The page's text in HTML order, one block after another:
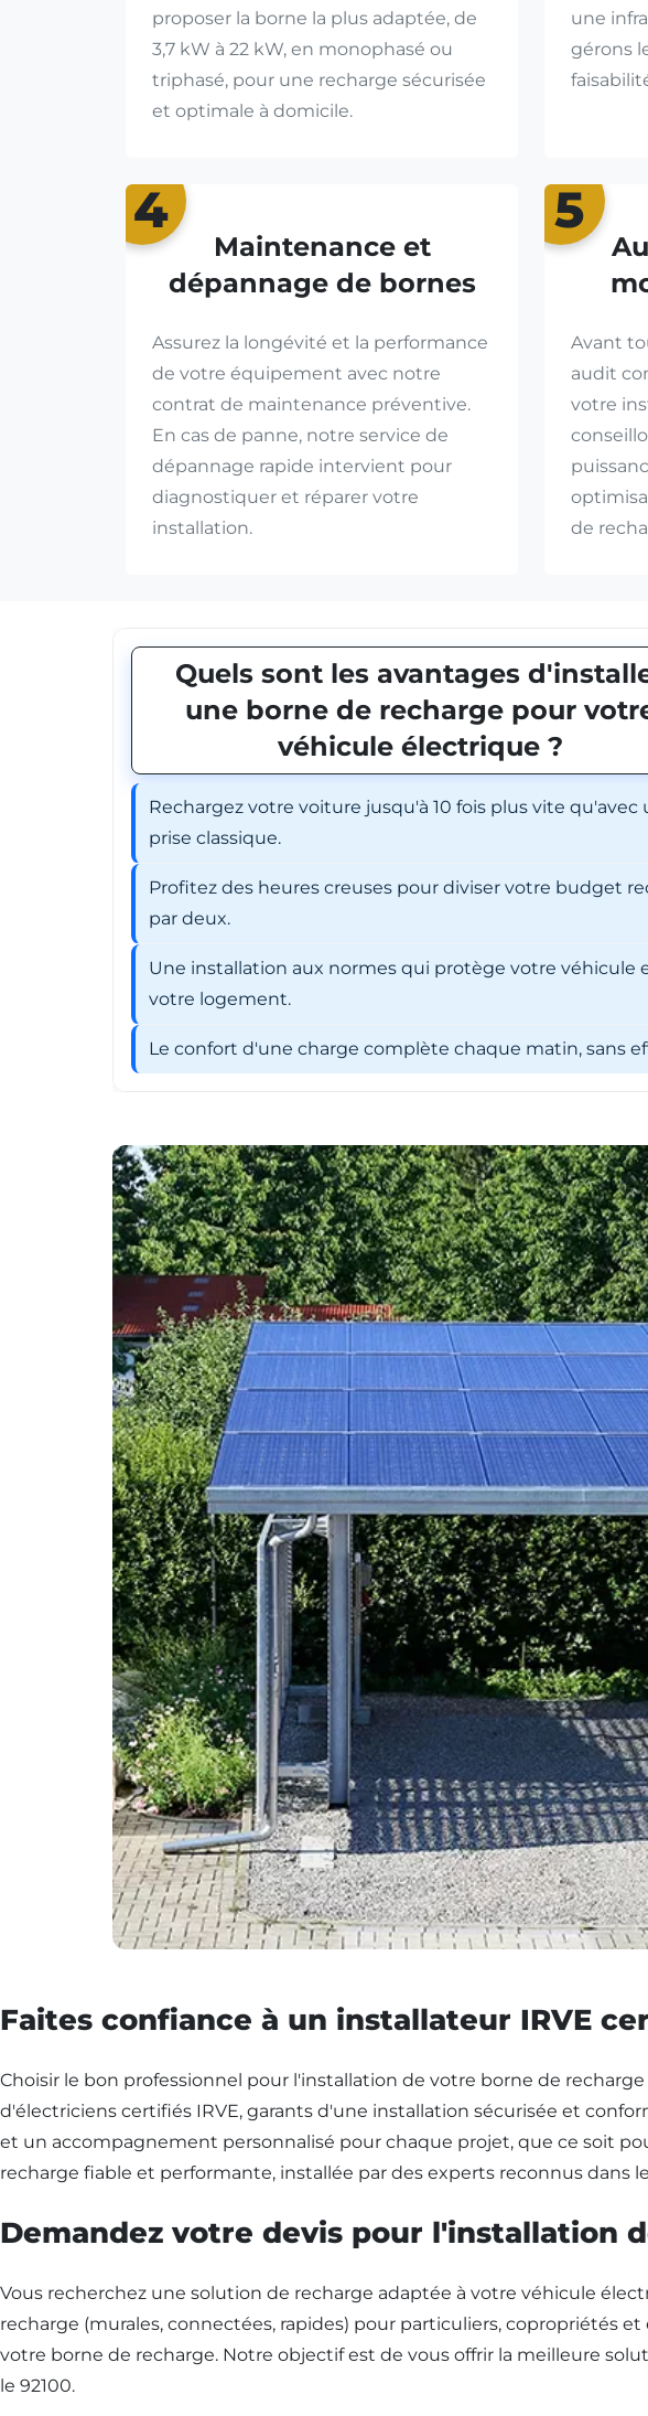
proposer la borne la plus adaptée, de
3,7 kW à 22 kW, en monophasé ou
triphasé, pour une recharge sécurisée
et optimale à domicile.
une
gérons
4
Maintenance et
dépannage de bornes
Assurez la longévité et la performance
de votre équipement avec notre
contrat de maintenance préventive.
En cas de panne, notre service de
dépannage rapide intervient pour
diagnostiquer et réparer votre
installation.
5
Avant
audit
votre
de
Quels sont les avantages
une borne de recharge pour
véhicule électrique ?
Rechargez votre voiture jusqu'à 10 fois plus vite qu'avec
prise classique.
Profitez des heures creuses pour diviser votre budget
par deux.
Une installation aux normes qui protège votre véhicule
votre logement.
Le confort d'une charge complète chaque matin, sans
Faites confiance à un installateur IRVE
Choisir le bon professionnel pour l'installation de votre borne de
d'électriciens certifiés IRVE, garants d'une installation sécurisée et
et un accompagnement personnalisé pour chaque projet, que ce soit
recharge fiable et performante, installée par des experts reconnus dans
Demandez votre devis pour l'installation
Vous recherchez une solution de recharge adaptée à votre véhicule
recharge (murales, connectées, rapides) pour particuliers, copropriétés
votre borne de recharge. Notre objectif est de vous offrir la meilleure
le 92100.